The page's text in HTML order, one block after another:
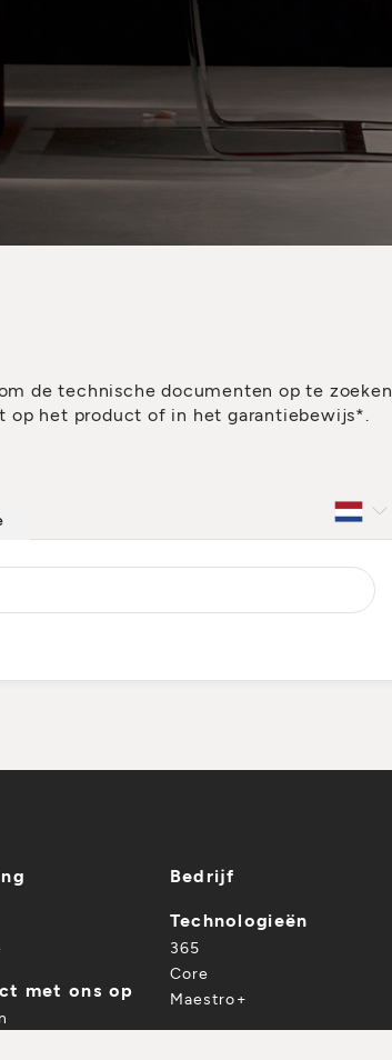
de technische documenten op te zoeken,
op het product of in het garantiebewijs*.
met ons op
Bedrijf
Technologieën
365
Core
Maestro+